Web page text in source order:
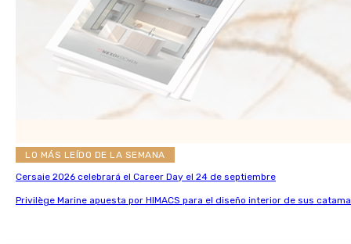
LO MÁS LEÍDO DE LA SEMANA
Cersaie 2026 celebrará el Career Day el 24 de septiembre
Privilège Marine apuesta por HIMACS para el diseño interior de sus